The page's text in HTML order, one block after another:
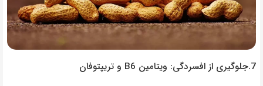
7.جلوگیری از افسردگی: ویتامین B6 و تریپتوفان